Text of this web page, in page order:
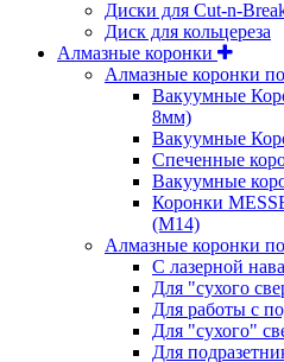
Диски для Cut-n-
Диск для кольцереза
Алмазные коронки
Алмазные коронки
Вакуумные
8мм)
Вакуумные
Спеченные
Вакуумные
Коронки
(М14)
Алмазные коронки
С лазерной
Для "сухого
Для работы с
Для "сухого"
Для